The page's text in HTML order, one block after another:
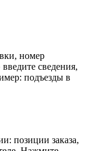
номер
сведения,
подъезды в
позиции заказа,